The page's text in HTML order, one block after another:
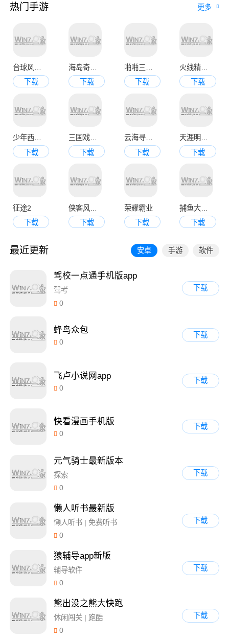
热门手游 更多
台球风云手机版
下载
海岛奇兵九游官方版
下载
下载
下载
少年西游记九游版
下载
三国戏魏传
下载
云海寻仙记
下载
天涯明月刀官网版
下载
征途2
下载
侠客风云传online
下载
荣耀霸业
下载
下载
最近更新 安卓 手游 软件
驾校一点通手机版app
驾考
0
下载
蜂鸟众包
0
下载
飞卢小说网app
0
下载
快看漫画手机版
0
下载
元气骑士最新版本
探索
0
下载
懒人听书最新版
懒人听书 | 免费听书
0
下载
猿辅导app新版
辅导软件
0
下载
熊出没之熊大快跑
休闲闯关 | 跑酷
0
下载